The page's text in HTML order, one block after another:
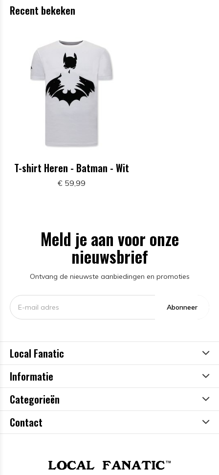
Recent bekeken
T-shirt Heren - Batman - Wit
€ 59,99
Meld je aan voor onze
nieuwsbrief
Ontvang de nieuwste aanbiedingen en promoties
Abonneer
Local Fanatic
Informatie
Categorieën
Contact